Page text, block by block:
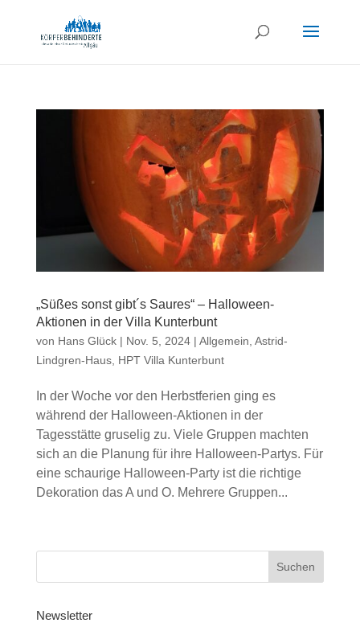
„Süßes sonst gibt´s Saures“ – Halloween-
Aktionen in der Villa Kunterbunt
von Hans Glück| Nov. 5, 2024| Allgemein Astrid-
Lindgren-Haus, HPT Villa Kunterbunt
In der Woche vor den Herbstferien ging es
während der Halloween-Aktionen in der
Tagesstätte gruselig zu. Viele Gruppen machten
sich an die Planung für ihre Halloween-Partys. Für
eine schaurige Halloween-Party ist die richtige
Dekoration das A und O. Mehrere Gruppen...
Newsletter